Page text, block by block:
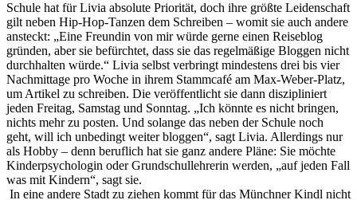
Schule hat für Livia absolute Priorität, doch ihre größte Leidenschaft
gilt neben Hip-Hop-Tanzen dem Schreiben – womit sie auch andere
ansteckt: „Eine Freundin von mir würde gerne einen Reiseblog
gründen, aber sie befürchtet, dass sie das regelmäßige Bloggen nicht
durchhalten würde.“ Livia selbst verbringt mindestens drei bis vier
Nachmittage pro Woche in ihrem Stammcafé am Max-Weber-Platz,
um Artikel zu schreiben. Die veröffentlicht sie dann diszipliniert
jeden Freitag, Samstag und Sonntag. „Ich könnte es nicht bringen,
nichts mehr zu posten. Und solange das neben der Schule noch
geht, will ich unbedingt weiter bloggen“, sagt Livia. Allerdings nur
als Hobby – denn beruflich hat sie ganz andere Pläne: Sie möchte
Kinderpsychologin oder Grundschullehrerin werden, „auf jeden Fall
was mit Kindern“, sagt sie.
In eine andere Stadt zu ziehen kommt für das Münchner Kindl nicht